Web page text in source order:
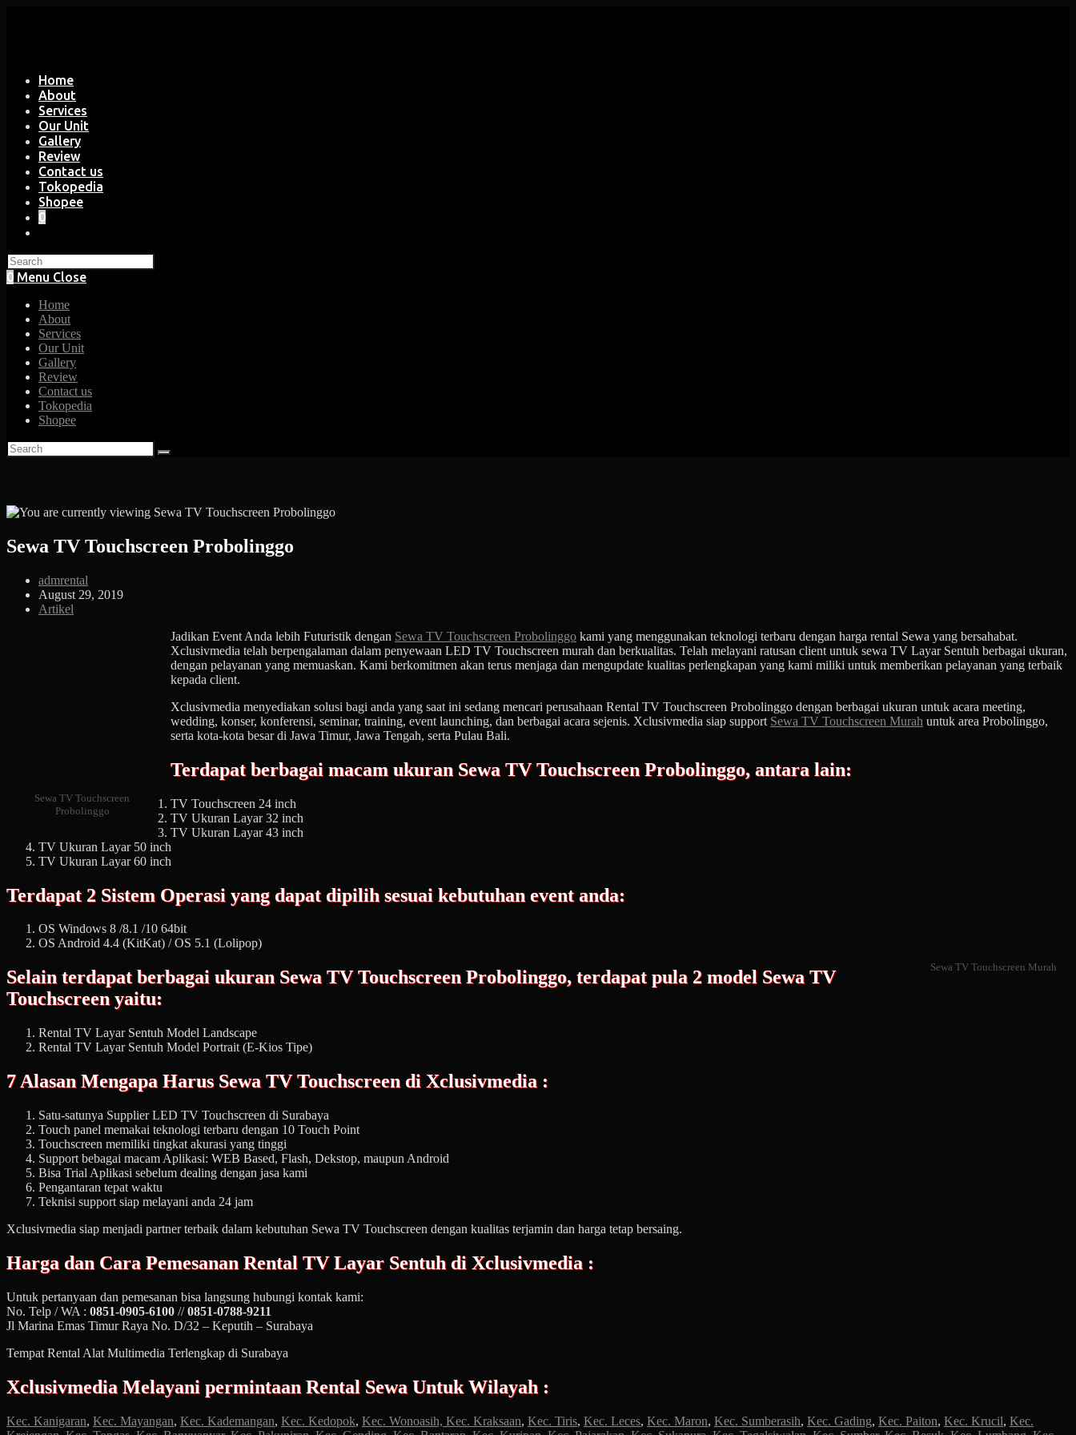
Home
About
Services
Our Unit
Gallery
Review
Contact us
Tokopedia
Shopee
0
search
0 Menu Close
Home
About
Services
Our Unit
Gallery
Review
Contact us
Tokopedia
Shopee
Sewa TV Touchscreen Probolinggo
Post
author:
admrental
Post
published:
August 29, 2019
Post
Artikel
Sewa TV Touchscreen
Probolinggo
Jadikan Event Anda lebih Futuristik dengan Sewa TV Touchscreen Probolinggo kami yang menggunakan teknologi terbaru dengan harga rental Sewa yang bersahabat.
Xclusivmedia telah berpengalaman dalam penyewaan LED TV Touchscreen murah dan berkualitas. Telah melayani ratusan client untuk sewa TV Layar Sentuh berbagai ukuran,
dengan pelayanan yang memuaskan. Kami berkomitmen akan terus menjaga dan mengupdate kualitas perlengkapan yang kami miliki untuk memberikan pelayanan yang terbaik
kepada client.
Xclusivmedia menyediakan solusi bagi anda yang saat ini sedang mencari perusahaan Rental TV Touchscreen Probolinggo dengan berbagai ukuran untuk acara meeting,
wedding, konser, konferensi, seminar, training, event launching, dan berbagai acara sejenis. Xclusivmedia siap support Sewa TV Touchscreen Murah untuk area Probolinggo,
serta kota-kota besar di Jawa Timur, Jawa Tengah, serta Pulau Bali.
Terdapat berbagai macam ukuran Sewa TV Touchscreen Probolinggo, antara lain:
Sewa TV Touchscreen Murah
TV Touchscreen 24 inch
TV Ukuran Layar 32 inch
TV Ukuran Layar 43 inch
TV Ukuran Layar 50 inch
TV Ukuran Layar 60 inch
Terdapat 2 Sistem Operasi yang dapat dipilih sesuai kebutuhan event anda:
OS Windows 8 /8.1 /10 64bit
OS Android 4.4 (KitKat) / OS 5.1 (Lolipop)
Selain terdapat berbagai ukuran Sewa TV Touchscreen Probolinggo, terdapat pula 2 model Sewa TV
Touchscreen yaitu:
Rental TV Layar Sentuh Model Landscape
Rental TV Layar Sentuh Model Portrait (E-Kios Tipe)
7 Alasan Mengapa Harus Sewa TV Touchscreen di Xclusivmedia :
Satu-satunya Supplier LED TV Touchscreen di Surabaya
Touch panel memakai teknologi terbaru dengan 10 Touch Point
Touchscreen memiliki tingkat akurasi yang tinggi
Support bebagai macam Aplikasi: WEB Based, Flash, Dekstop, maupun Android
Bisa Trial Aplikasi sebelum dealing dengan jasa kami
Pengantaran tepat waktu
Teknisi support siap melayani anda 24 jam
Xclusivmedia siap menjadi partner terbaik dalam kebutuhan Sewa TV Touchscreen dengan kualitas terjamin dan harga tetap bersaing.
Harga dan Cara Pemesanan Rental TV Layar Sentuh di Xclusivmedia :
Untuk pertanyaan dan pemesanan bisa langsung hubungi kontak kami:
No. Telp / WA : 0851-0905-6100 //0851-0788-9211
Jl Marina Emas Timur Raya No. D/32 – Keputih – Surabaya
Tempat Rental Alat Multimedia Terlengkap di Surabaya
Xclusivmedia Melayani permintaan Rental Sewa Untuk Wilayah :
Kec. Kanigaran, Kec. Mayangan, Kec. Kademangan, Kec. Kedopok, Kec. Wonoasih, Kec. Kraksaan, Kec. Tiris, Kec. Leces, Kec. Maron, Kec. Sumberasih, Kec. Gading, Kec. Paiton, Kec. Krucil, Kec.